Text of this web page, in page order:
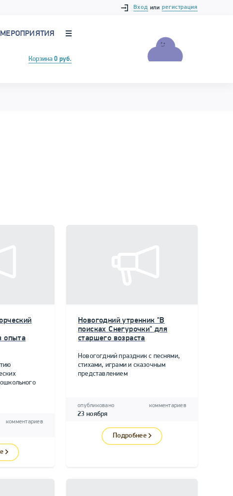
Вход или регистрация
МЕРОПРИЯТИЯ
Корзина 0 руб.
опыта
комментариев
Новогодний утренник "В
поисках Снегурочки" для
старшего возраста
Новогогдний праздник с песнями,
стихами, играми и сказочным
представлением
опубликовано
23 ноября
комментариев
Подробнее